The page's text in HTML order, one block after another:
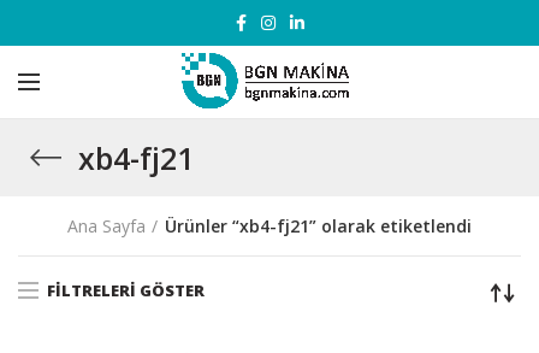
xb4-fj21
Ana Sayfa Ürünler “xb4-fj21” olarak etiketlendi
FILTRELERI GÖSTER